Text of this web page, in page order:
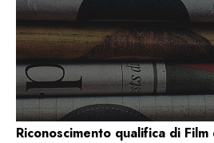
Riconoscimento qualifica di Film